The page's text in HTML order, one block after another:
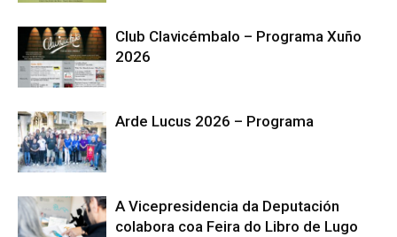
Club Clavicémbalo – Programa Xuño
2026
Arde Lucus 2026 – Programa
A Vicepresidencia da Deputación
colabora coa Feira do Libro de Lugo